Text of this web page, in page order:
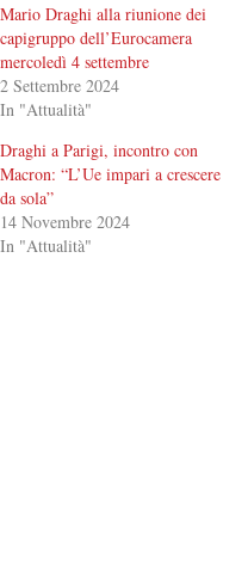
Mario Draghi alla riunione dei
capigruppo dell’Eurocamera
mercoledì 4 settembre
2 Settembre 2024
In "Attualità"
Draghi a Parigi, incontro con
Macron: “L’Ue impari a crescere
da sola”
14 Novembre 2024
In "Attualità"